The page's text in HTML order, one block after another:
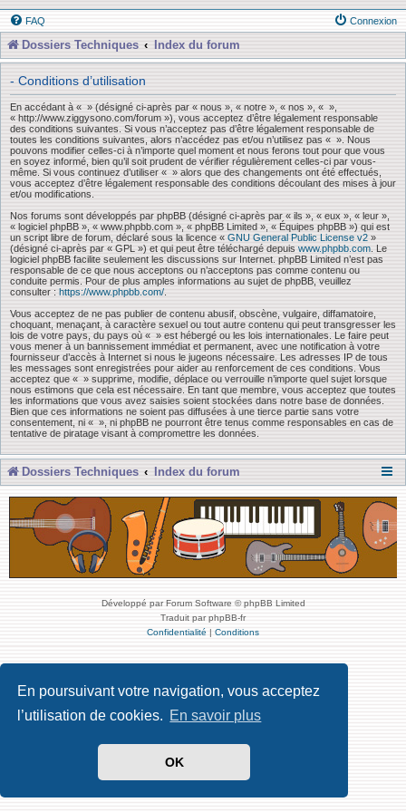
En poursuivant votre navigation, vous acceptez
l’utilisation de cookies. En savoir plus
OK
FAQ Connexion
Dossiers Techniques Index du forum
- Conditions d’utilisation
En accédant à « » (désigné ci-après par « nous », « notre », « nos », « »,
« http://www.ziggysono.com/forum »), vous acceptez d’être légalement responsable
des conditions suivantes. Si vous n’acceptez pas d’être légalement responsable de
toutes les conditions suivantes, alors n’accédez pas et/ou n’utilisez pas « ». Nous
pouvons modifier celles-ci à n’importe quel moment et nous ferons tout pour que vous
en soyez informé, bien qu’il soit prudent de vérifier régulièrement celles-ci par vous-
même. Si vous continuez d’utiliser « » alors que des changements ont été effectués,
vous acceptez d’être légalement responsable des conditions découlant des mises à jour
et/ou modifications.
Nos forums sont développés par phpBB (désigné ci-après par « ils », « eux », « leur »,
« logiciel phpBB », « www.phpbb.com », « phpBB Limited », « Équipes phpBB ») qui est
un script libre de forum, déclaré sous la licence « GNU General Public License v2 »
(désigné ci-après par « GPL ») et qui peut être téléchargé depuis www.phpbb.com . Le
logiciel phpBB facilite seulement les discussions sur Internet. phpBB Limited n’est pas
responsable de ce que nous acceptons ou n’acceptons pas comme contenu ou
conduite permis. Pour de plus amples informations au sujet de phpBB, veuillez
consulter : https://www.phpbb.com/
Vous acceptez de ne pas publier de contenu abusif, obscène, vulgaire, diffamatoire,
choquant, menaçant, à caractère sexuel ou tout autre contenu qui peut transgresser les
lois de votre pays, du pays où « » est hébergé ou les lois internationales. Le faire peut
vous mener à un bannissement immédiat et permanent, avec une notification à votre
fournisseur d’accès à Internet si nous le jugeons nécessaire. Les adresses IP de tous
les messages sont enregistrées pour aider au renforcement de ces conditions. Vous
acceptez que « » supprime, modifie, déplace ou verrouille n’importe quel sujet lorsque
nous estimons que cela est nécessaire. En tant que membre, vous acceptez que toutes
les informations que vous avez saisies soient stockées dans notre base de données.
Bien que ces informations ne soient pas diffusées à une tierce partie sans votre
consentement, ni « », ni phpBB ne pourront être tenus comme responsables en cas de
tentative de piratage visant à compromettre les données.
Dossiers Techniques Index du forum
Développé par Forum Software © phpBB Limited
Traduit par phpBB-fr
Confidentialité | Conditions